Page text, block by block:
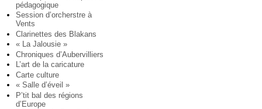
pédagogique
Session d’orcherstre à
Vents
Clarinettes des Blakans
« La Jalousie »
Chroniques d’Aubervilliers
L’art de la caricature
Carte culture
« Salle d’éveil »
P’tit bal des régions
d’Europe